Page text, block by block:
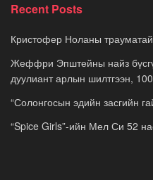
Recent Posts
Кристофер Ноланы
Жеффри Эпштейны найз
дуулиант арлын шилтгээн,
“Солонгосын эдийн засгийн
“Spice Girls”-ийн Мел Си 52